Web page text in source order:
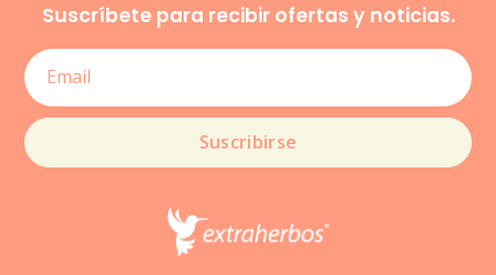
Suscríbete para recibir ofertas y noticias.
Suscribirse